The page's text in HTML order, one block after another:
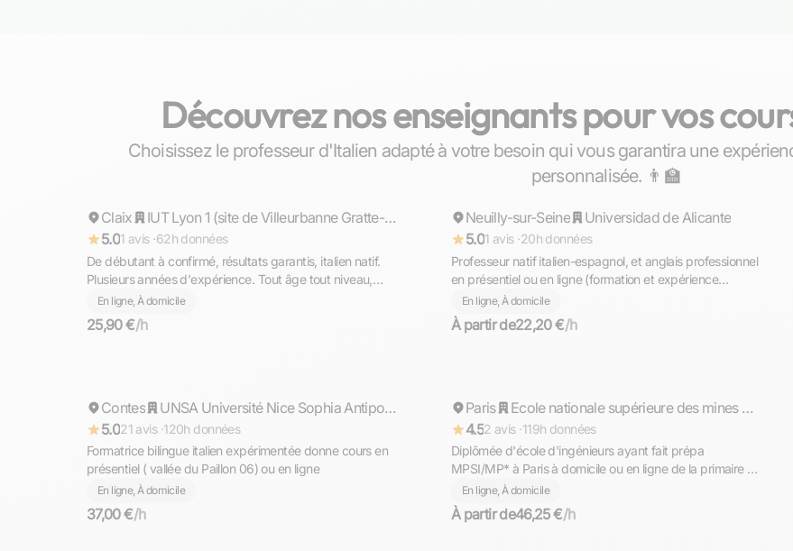
Découvrez nos enseignants pour vos
Choisissez le professeur d'Italien adapté à votre besoin qui vous garantira une
personnalisée. ​👨‍🏫
Répond rapidement
Matteo
Claix
IUT Lyon 1 (site de Villeurbanne Gratte-ciel)
5.01 avis ·62h données
De débutant à confirmé, résultats garantis, italien natif.
Plusieurs années d'expérience. Tout âge tout niveau,
diplômé du Bac avec Option Internationale Italien,
l'équivalent de la Maturità (bac italien)
En ligne, À domicile
25,90 €/h
Répond rapidement
Daniele Vittorio
Neuilly-sur-Seine
Universidad de Alicante
5.01 avis ·20h données
Professeur natif italien-espagnol, et anglais professionnel
en présentiel ou en ligne (formation et expérience
internationale en business)
En ligne, À domicile
À partir de22,20 €/h
Répond rapidement
Contes
UNSA Université Nice Sophia Antipolis
5.021 avis ·120h données
Formatrice bilingue italien expérimentée donne cours en
présentiel ( vallée du Paillon 06) ou en ligne
En ligne, À domicile
37,00 €/h
Répond rapidement
Paris
Ecole nationale supérieure des mines de Saint-Etienne - site de Gardanne
4.52 avis ·119h données
Diplômée d'école d'ingénieurs ayant fait prépa
MPSI/MP* à Paris à domicile ou en ligne de la primaire au
lycée pour cours d'italien
En ligne, À domicile
À partir de46,25 €/h